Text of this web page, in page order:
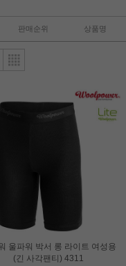
판매순위 상품명
울파워 박서 롱 라이트 여성용
(긴 사각팬티) 4311